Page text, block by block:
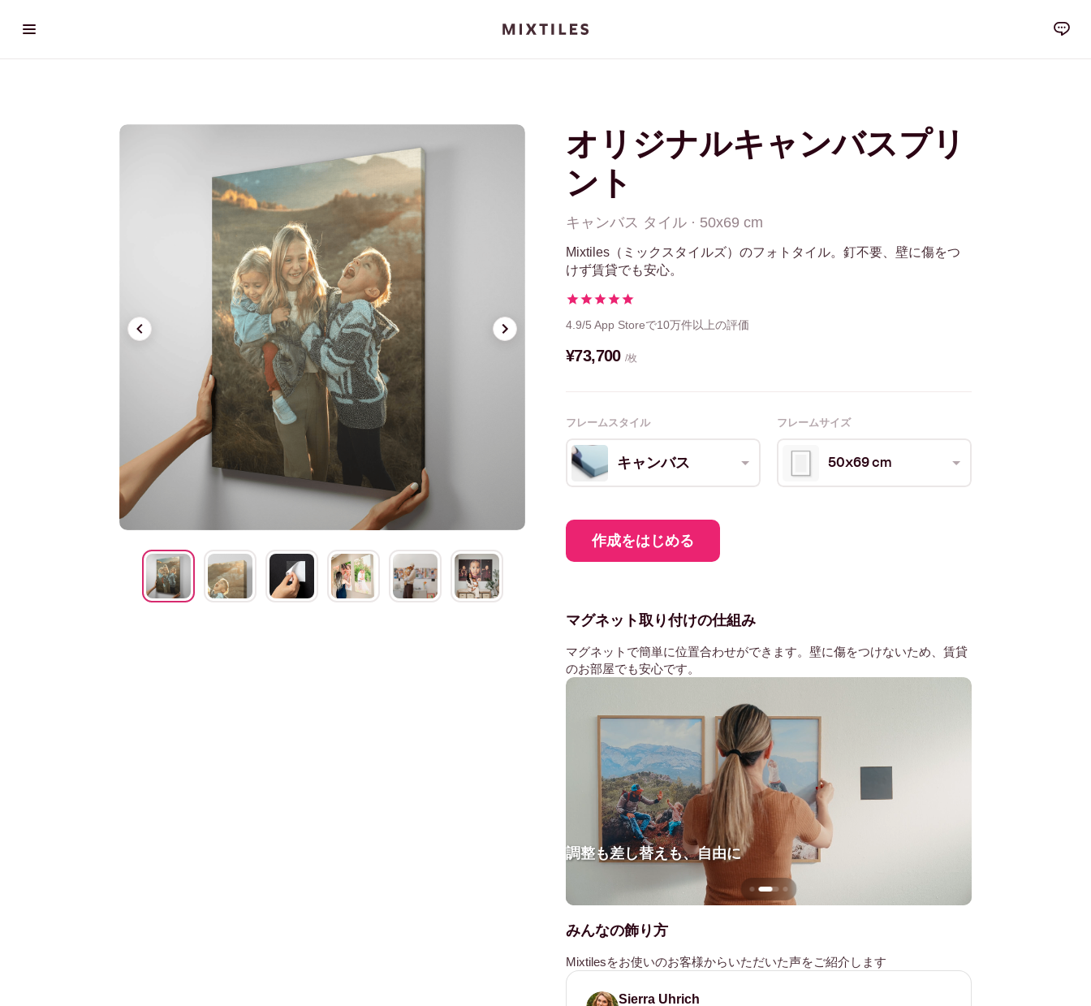
オリジナルキャンバスプリ
ント
キャンバス タイル · 50x69 cm
Mixtiles（ミックスタイルズ）のフォトタイル。釘不要、壁に傷をつ
けず賃貸でも安心。
4.9/5 App Storeで10万件以上の評価
¥73,700 /枚
フレームスタイル フレームサイズ
キャンバス 50x69 cm
作成をはじめる
マグネット取り付けの仕組み
マグネットで簡単に位置合わせができます。壁に傷をつけないため、賃貸
のお部屋でも安心です。
調整も差し替えも、自由に
みんなの飾り方
Mixtilesをお使いのお客様からいただいた声をご紹介します
Sierra Uhrich